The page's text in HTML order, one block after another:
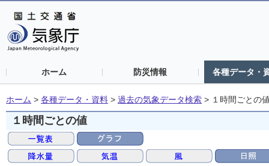
ホーム 防災情報 各種データ・
ホーム > 各種データ・資料 > 過去の気象データ検索 > １時間ごとの
１時間ごとの値